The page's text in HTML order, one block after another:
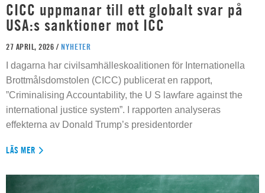
CICC uppmanar till ett globalt svar på
USA:s sanktioner mot ICC
27 APRIL, 2026 / NYHETER
I dagarna har civilsamhälleskoalitionen för Internationella
Brottmålsdomstolen (CICC) publicerat en rapport,
”Criminalising Accountability, the U S lawfare against the
international justice system”. I rapporten analyseras
effekterna av Donald Trump’s presidentorder
LÄS MER